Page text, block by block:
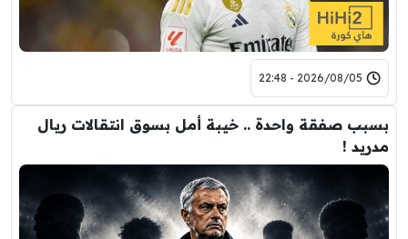
2026/08/05 - 22:48
بسبب صفقة واحدة .. خيبة أمل بسوق انتقالات ريال
مدريد !